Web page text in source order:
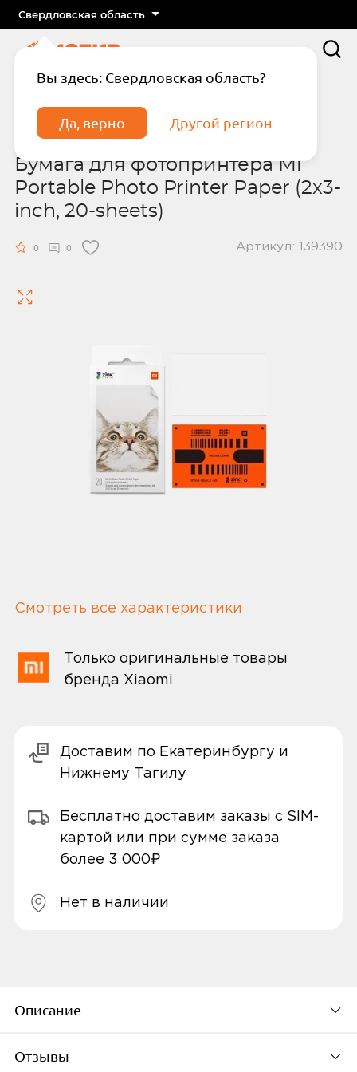
Свердловская область
Вы здесь: Свердловская область?
Да, верно Другой регион
Бумага для фотопринтера Mi Portable Photo
Printer Paper (2x3-inch, 20-sheets)
Бумага для фотопринтера Mi
Portable Photo Printer Paper (2x3-
inch, 20-sheets)
0 0 Артикул: 139390
Смотреть все характеристики
Только оригинальные товары
бренда Xiaomi
Доставим по Екатеринбургу и
Нижнему Тагилу
Бесплатно доставим заказы с SIM-
картой или при сумме заказа
более 3 000₽
Нет в наличии
Описание
Описание
Отзывы
Подтвердите телефон
Введите код из СМС